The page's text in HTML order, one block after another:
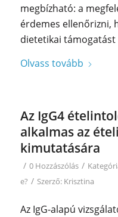
megbízható: a
érdemes ellenőrizni,
dietetikai támogatást
Olvass tovább
Az IgG4
alkalmas az
kimutatására
/ 0 Hozzászólás /
e? / Szerző: Krisztina
Az IgG-alapú